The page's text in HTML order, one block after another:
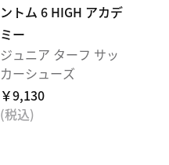
ントム 6 HIGH アカデ
ミー
ジュニア ターフ サッ
カーシューズ
￥9,130
(税込)